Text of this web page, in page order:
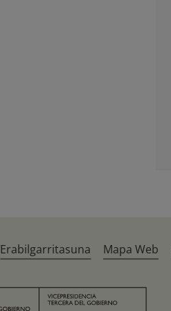
Erabilgarritasuna Mapa Web